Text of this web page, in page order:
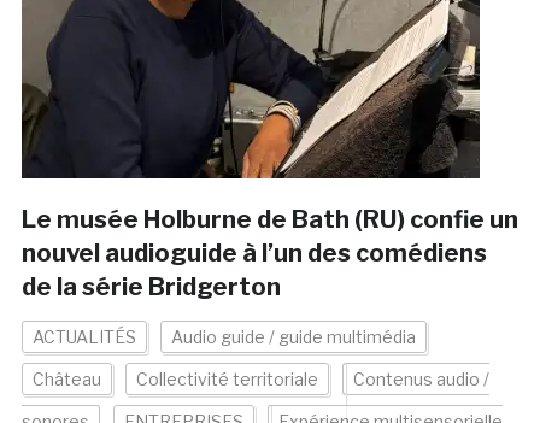
Le musée Holburne de Bath (RU) confie un
nouvel audioguide à l’un des comédiens
de la série Bridgerton
ACTUALITÉS Audio guide / guide multimédia
Château Collectivité territoriale Contenus audio /